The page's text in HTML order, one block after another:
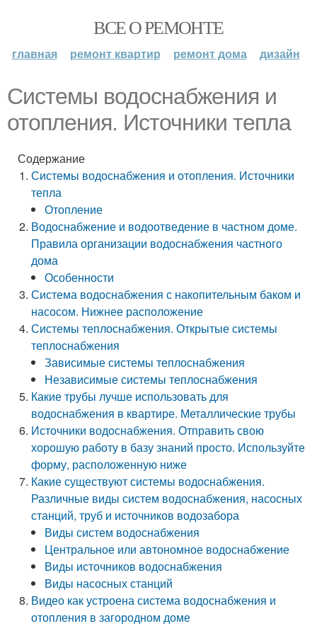
ВСЕ О РЕМОНТЕ
главная ремонт квартир ремонт дома дизайн
Системы водоснабжения и
отопления. Источники тепла
Содержание
Системы водоснабжения и отопления. Источники
тепла
Отопление
Водоснабжение и водоотведение в частном доме.
Правила организации водоснабжения частного
дома
Особенности
Система водоснабжения с накопительным баком и
насосом. Нижнее расположение
Системы теплоснабжения. Открытые системы
теплоснабжения
Зависимые системы теплоснабжения
Независимые системы теплоснабжения
Какие трубы лучше использовать для
водоснабжения в квартире. Металлические трубы
Источники водоснабжения. Отправить свою
хорошую работу в базу знаний просто. Используйте
форму, расположенную ниже
Какие существуют системы водоснабжения.
Различные виды систем водоснабжения, насосных
станций, труб и источников водозабора
Виды систем водоснабжения
Центральное или автономное водоснабжение
Виды источников водоснабжения
Виды насосных станций
Видео как устроена система водоснабжения и
отопления в загородном доме